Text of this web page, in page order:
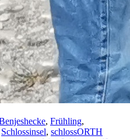
, Frühling,
Schlossinsel, schlossORTH